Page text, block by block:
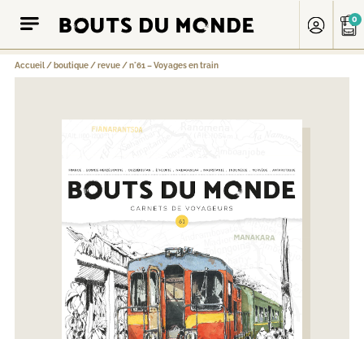
0
Accueil / boutique /revue /n°61 – Voyages en train